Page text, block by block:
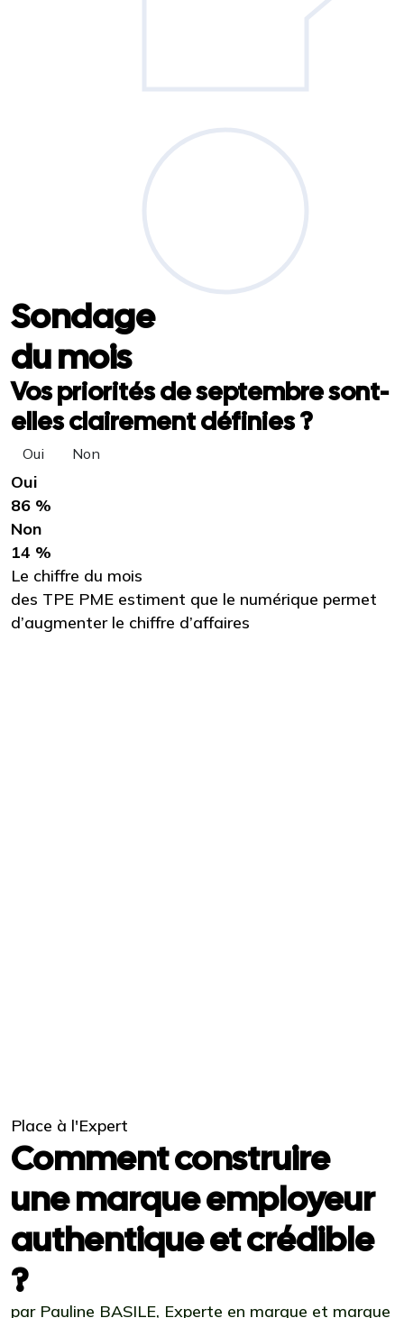
Sondage
du mois
Vos priorités de septembre sont-
elles clairement définies ?
Oui Non
Oui
86 %
Non
14 %
Le chiffre du mois
des TPE PME estiment que le numérique permet
d’augmenter le chiffre d’affaires
Place à l'Expert
Comment construire
une marque employeur
authentique et crédible
?
par Pauline BASILE, Experte en marque et marque